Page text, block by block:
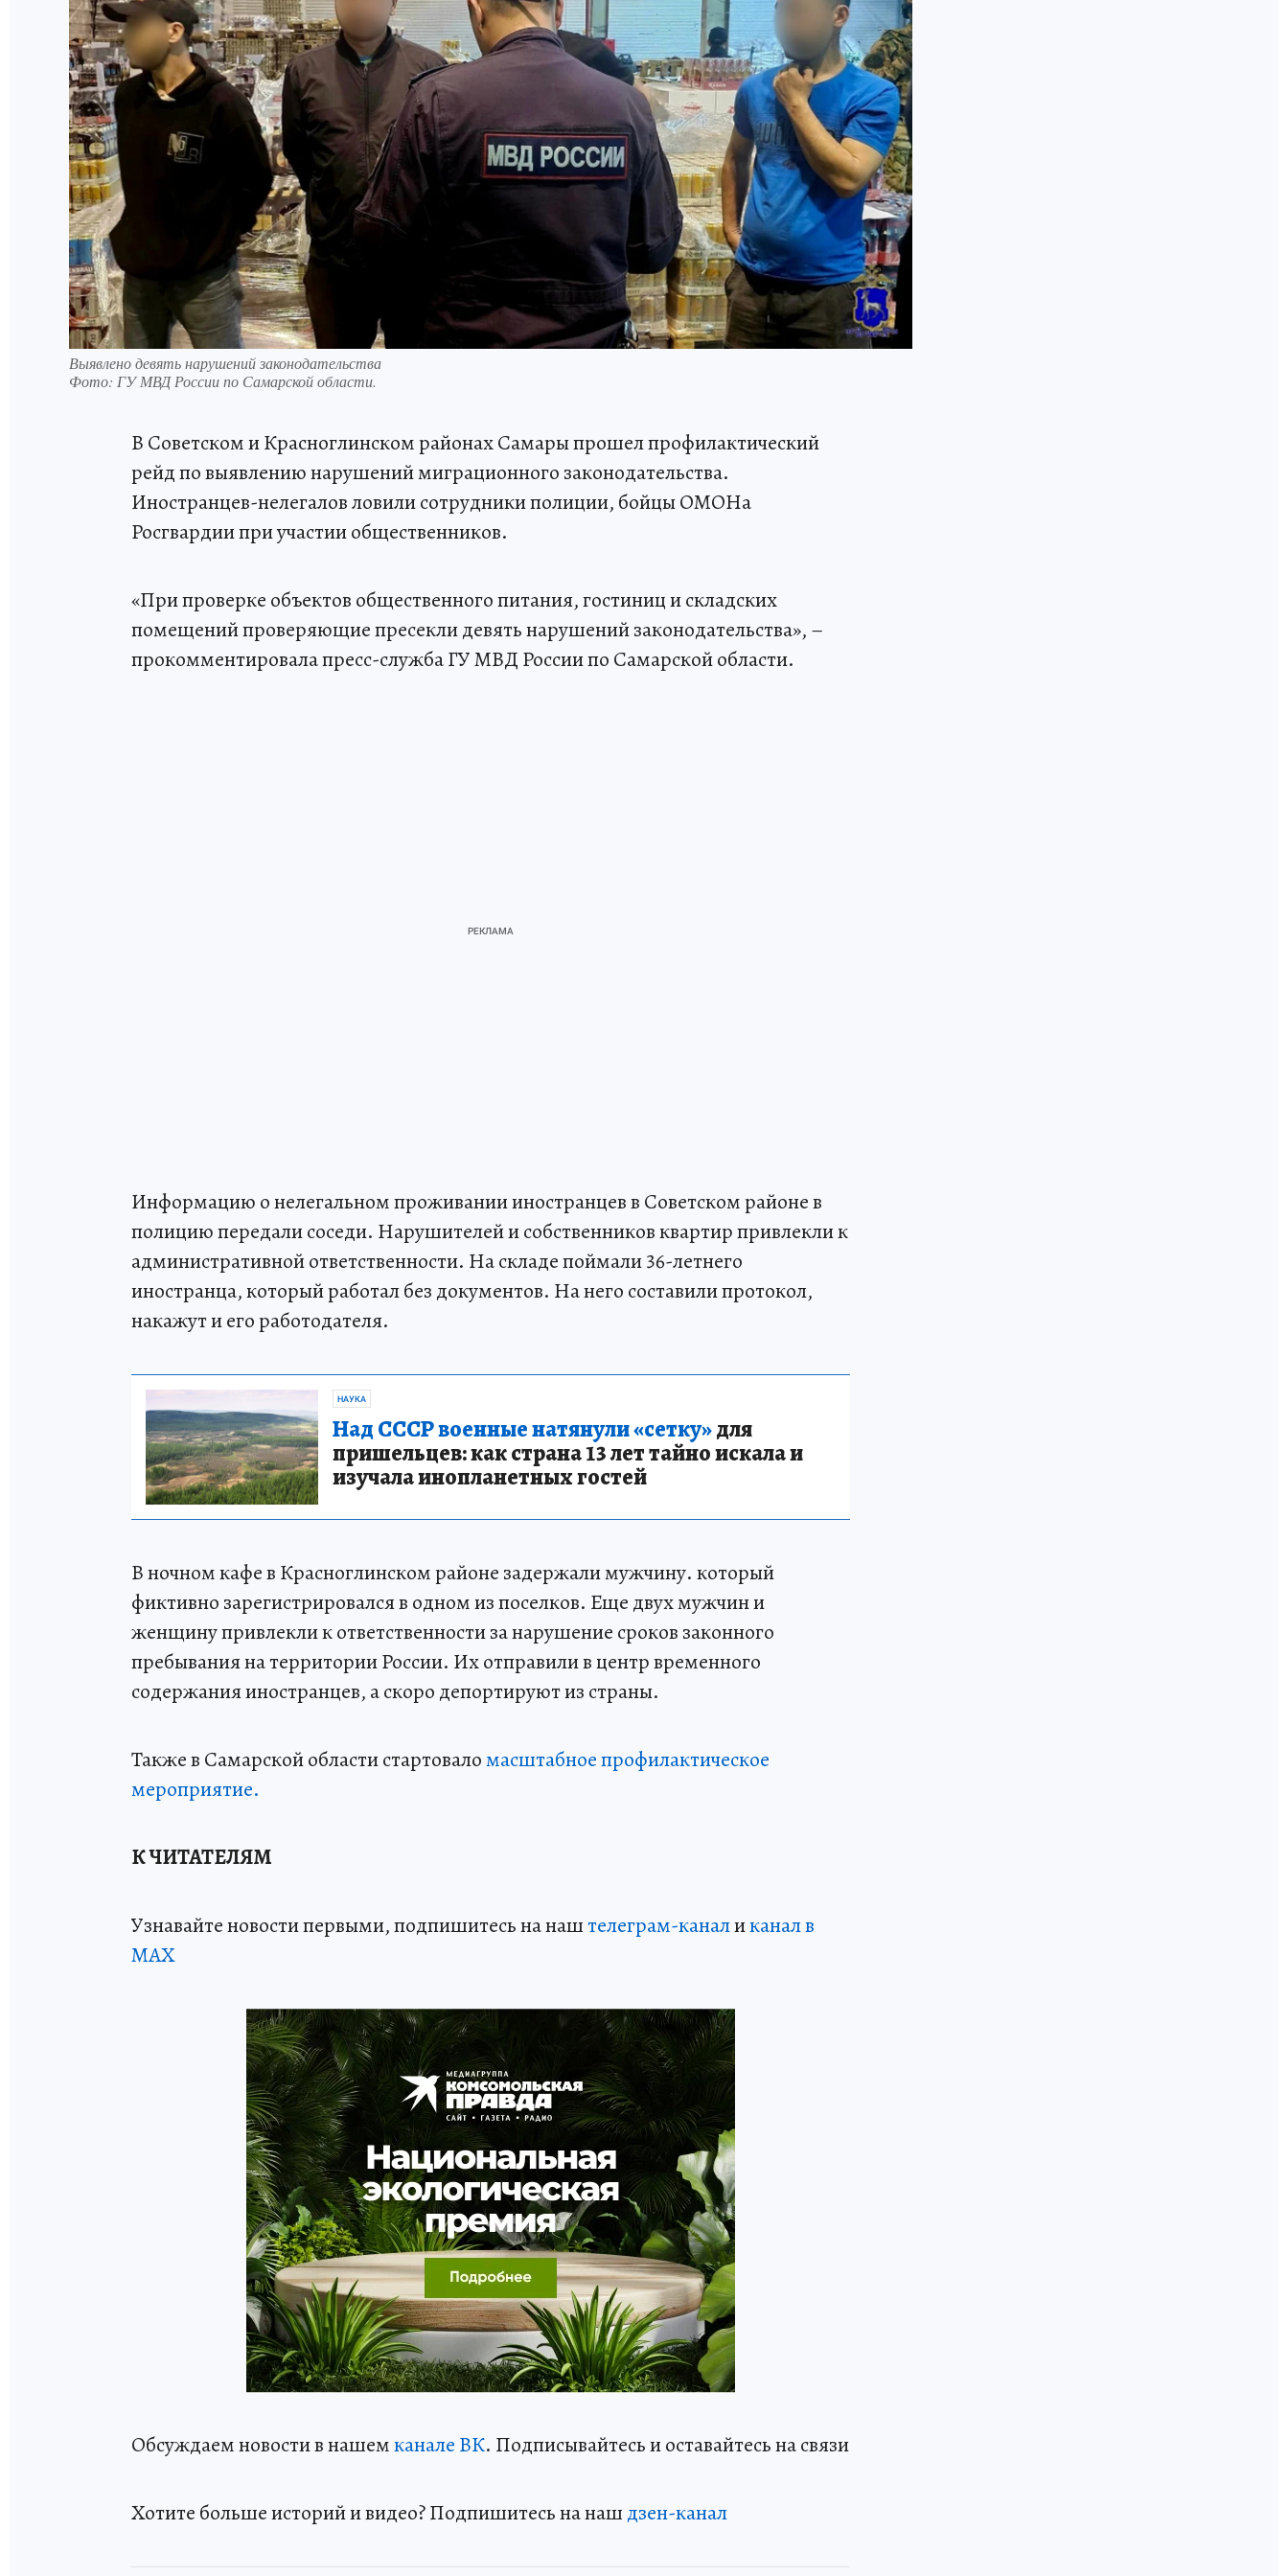
Выявлено девять нарушений законодательства
Фото: ГУ МВД России по Самарской области.
В Советском и Красноглинском районах Самары прошел профилактический
рейд по выявлению нарушений миграционного законодательства.
Иностранцев-нелегалов ловили сотрудники полиции, бойцы ОМОНа
Росгвардии при участии общественников.
«При проверке объектов общественного питания, гостиниц и складских
помещений проверяющие пресекли девять нарушений законодательства», –
прокомментировала пресс-служба ГУ МВД России по Самарской области.
Информацию о нелегальном проживании иностранцев в Советском районе в
полицию передали соседи. Нарушителей и собственников квартир привлекли к
административной ответственности. На складе поймали 36-летнего
иностранца, который работал без документов. На него составили протокол,
накажут и его работодателя.
НАУКА
Над СССР военные натянули «сетку»для
пришельцев: как страна 13 лет тайно искала и
изучала инопланетных гостей
В ночном кафе в Красноглинском районе задержали мужчину. который
фиктивно зарегистрировался в одном из поселков. Еще двух мужчин и
женщину привлекли к ответственности за нарушение сроков законного
пребывания на территории России. Их отправили в центр временного
содержания иностранцев, а скоро депортируют из страны.
Также в Самарской области стартоваломасштабное профилактическое
мероприятие.
К ЧИТАТЕЛЯМ
Узнавайте новости первыми, подпишитесь на наштелеграм-каналиканал в
МАХ
Обсуждаем новости в нашемканале ВК. Подписывайтесь и оставайтесь на связи
Хотите больше историй и видео? Подпишитесь на наш дзен-канал